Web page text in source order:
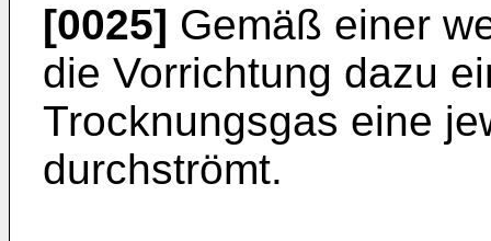
[0025] Gemäß einer
die Vorrichtung dazu
Trocknungsgas eine
durchströmt.